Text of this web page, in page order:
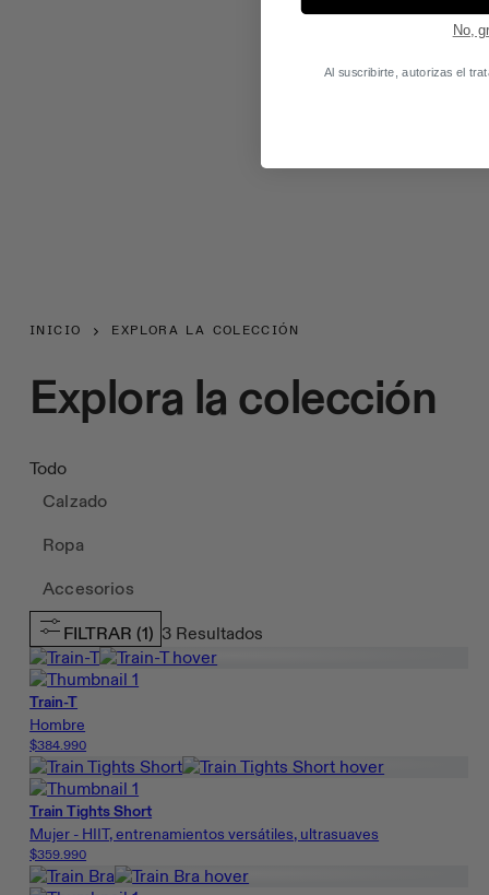
INICIO EXPLORA LA COLECCIÓN
Explora la colección
Todo
Calzado
Ropa
Accesorios
FILTRAR (1) 3 Resultados
Train-T
Hombre
$384.990
Train Tights Short
Mujer - HIIT, entrenamientos versátiles, ultrasuaves
$359.990
No,
Al suscribirte, autorizas el